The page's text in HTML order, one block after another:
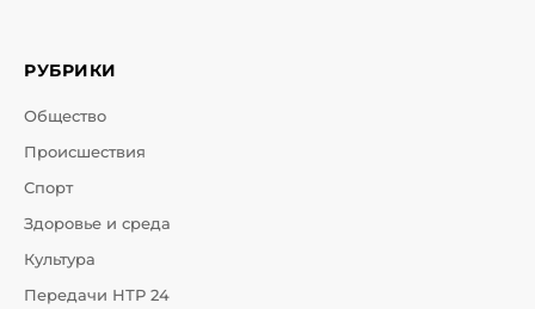
РУБРИКИ
Общество
Происшествия
Спорт
Здоровье и среда
Культура
Передачи НТР 24